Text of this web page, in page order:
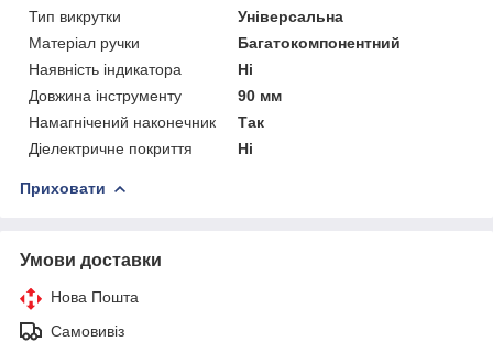
Тип викрутки
Універсальна
Матеріал ручки
Багатокомпонентний
Наявність індикатора
Ні
Довжина інструменту
90 мм
Намагнічений наконечник
Так
Діелектричне покриття
Ні
Приховати
Умови доставки
Нова Пошта
Самовивіз